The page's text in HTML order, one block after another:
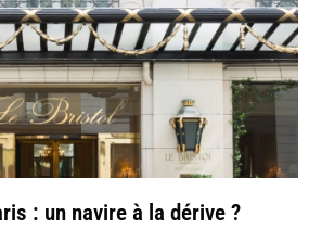
: un navire à la dérive ?